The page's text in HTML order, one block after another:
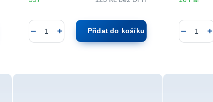
Přidat do košíku